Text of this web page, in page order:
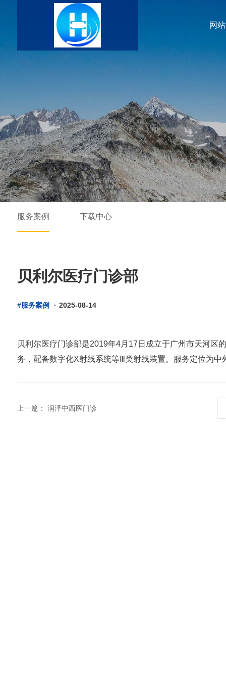
网
服务案例 下载中心
贝利尔医疗门诊部
#服务案例 · 2025-08-14
贝利尔医疗门诊部是2019年4月17日成立于广州市天河区
务，配备数字化X射线系统等Ⅲ类射线装置。服务定位为
上一篇： 润泽中西医门诊